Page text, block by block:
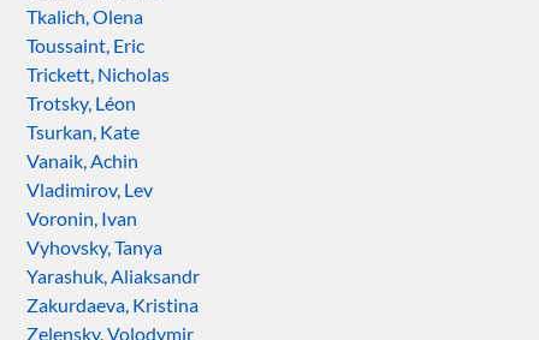
Tkalich, Olena
Toussaint, Eric
Trickett, Nicholas
Trotsky, Léon
Tsurkan, Kate
Vanaik, Achin
Vladimirov, Lev
Voronin, Ivan
Vyhovsky, Tanya
Yarashuk, Aliaksandr
Zakurdaeva, Kristina
Zelensky, Volodymir